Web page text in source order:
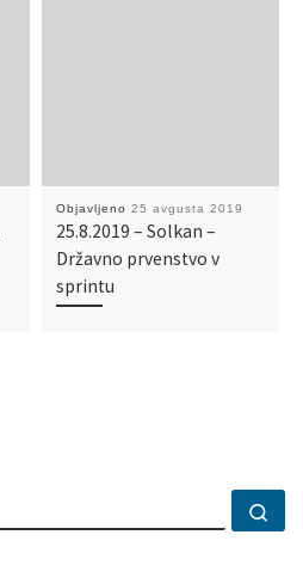
Objavljeno 25 avgusta 2019
25.8.2019 – Solkan –
Državno prvenstvo v
sprintu